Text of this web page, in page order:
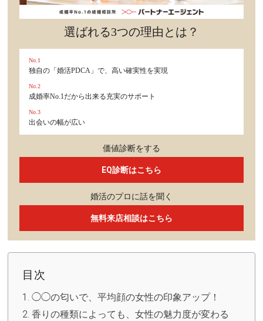
選ばれる3つの理由とは？
No.1
独自の「婚活PDCA」で、高い確実性を実現
No.2
成婚率No.1だから出来る充実のサポート
No.3
出会いの幅が広い
価値診断をする
EQ診断はこちら
婚活のプロに話を聞く
無料来店相談はこちら
目次
◯◯の匂いで、平均顔の女性の印象アップ！
香りの種類によっても、女性の魅力度が変わる